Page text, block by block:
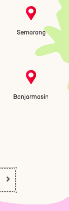
Semarang
Banjarmasin